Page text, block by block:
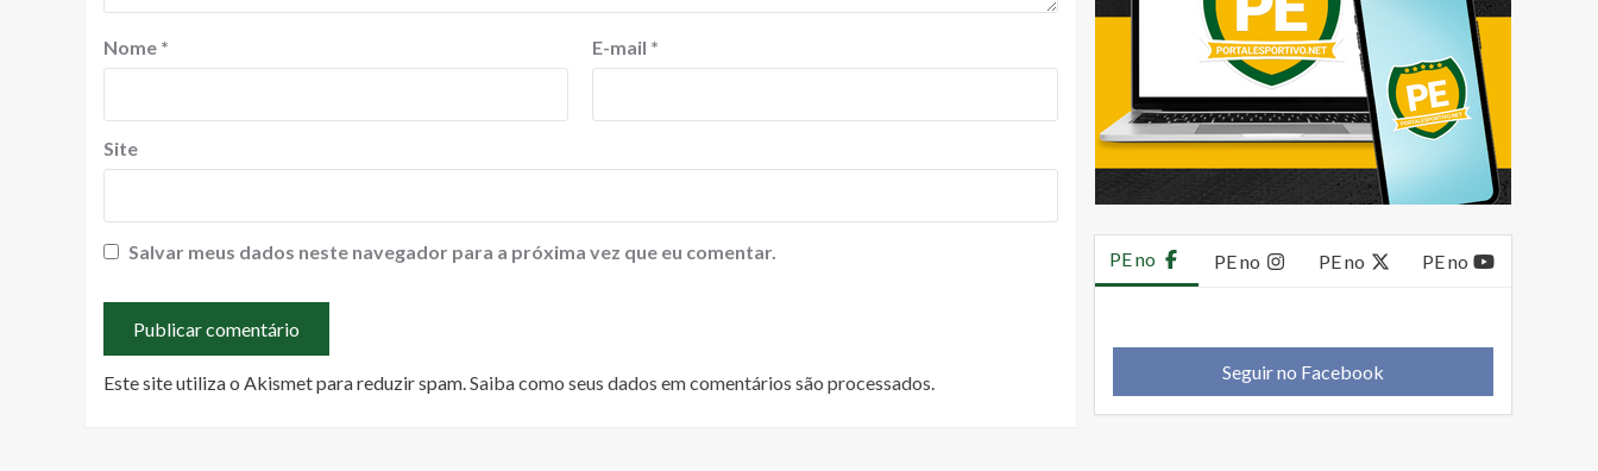
Nome * E-mail *
Site
Salvar meus dados neste navegador para a próxima vez que eu comentar.
Este site utiliza o Akismet para reduzir spam.Saiba como seus dados em comentários são processados.
PE no PE no PE no PE no
Seguir no Facebook